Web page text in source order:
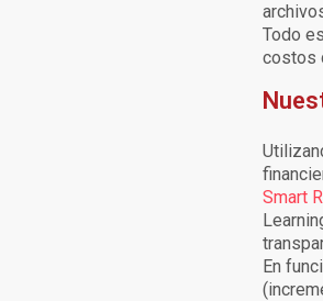
Todo
costos
Smart
En